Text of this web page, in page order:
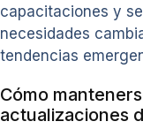
capacitaciones y
necesidades
tendencias
Cómo
actualizaciones